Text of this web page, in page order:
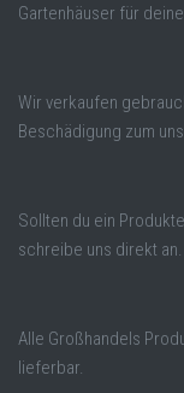
Gartenhäuser für
Wir verkaufen
Beschädigung zum
Sollten du ein
schreibe uns direkt an.
Alle Großhandels
lieferbar.